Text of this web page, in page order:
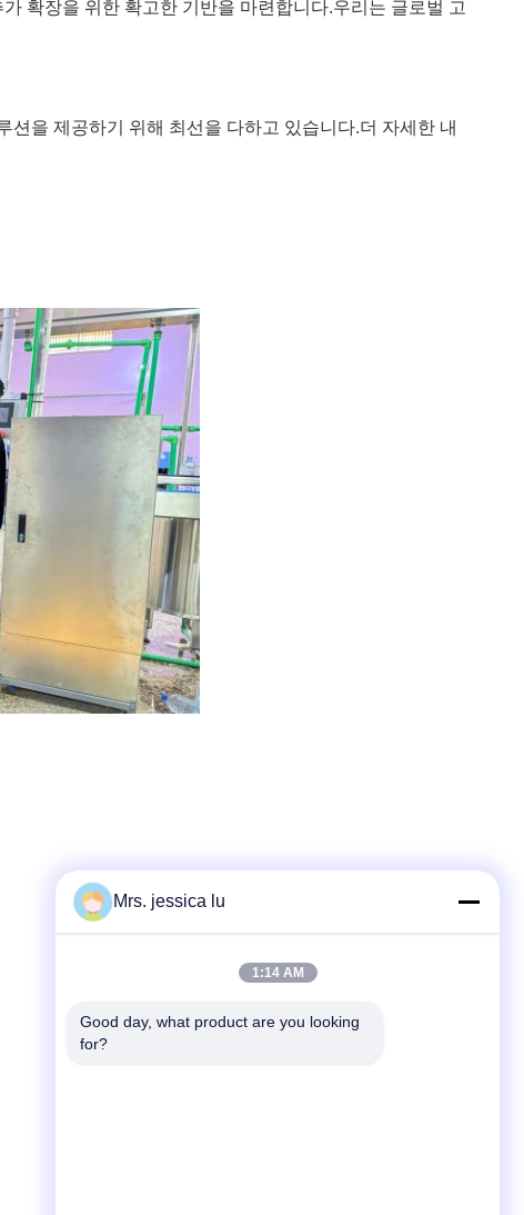
확장을 위한 확고한 기반을 마련합니다.우리는 글로벌 고
을 제공하기 위해 최선을 다하고 있습니다.더 자세한 내
전화
Mrs. jessica lu
1:14 AM
Good day, what product are you looking
for?